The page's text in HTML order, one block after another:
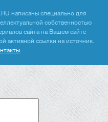
написаны специально для
собственностью
сайта на Вашем сайте
активной ссылки на источник.